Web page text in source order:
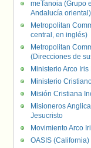
meTanoia (Grupo
Andalucía oriental)
Metropolitan
central, en inglés)
Metropolitan
(Direcciones de
Ministerio Arco
Ministerio
Misión Cristiana
Misioneros
Jesucristo
Movimiento Arco
OASIS (California)